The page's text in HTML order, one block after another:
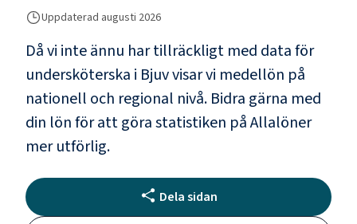
Uppdaterad augusti 2026
Då vi inte ännu har tillräckligt med data för
undersköterska i Bjuvvisar vi medellön på
nationell och regional nivå. Bidra gärna med
din lön för att göra statistiken på Allalöner
mer utförlig.
Dela sidan